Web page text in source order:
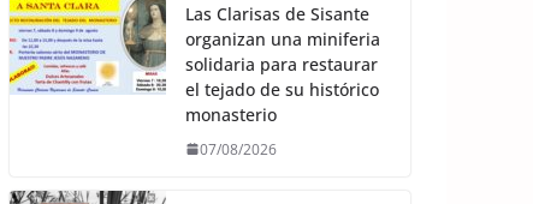
Las Clarisas de Sisante
organizan una miniferia
solidaria para restaurar
el tejado de su histórico
monasterio
07/08/2026